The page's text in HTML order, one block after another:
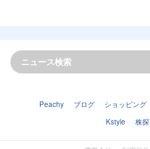
Peachy ブログ ショッピング
Kstyle
株探